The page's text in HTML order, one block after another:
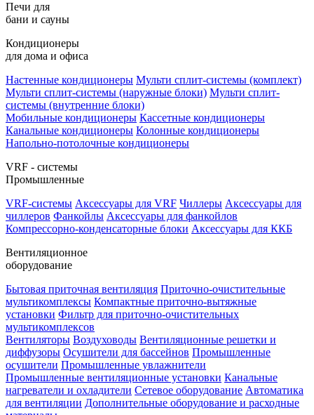
Печи для
бани и сауны
Кондиционеры
для дома и офиса
Настенные кондиционеры Мульти сплит-системы (комплект)
Мульти сплит-системы (наружные блоки) Мульти сплит-
системы (внутренние блоки)
Мобильные кондиционеры Кассетные кондиционеры
Канальные кондиционеры Колонные кондиционеры
Напольно-потолочные кондиционеры
VRF - системы
Промышленные
VRF-системы Аксессуары для VRF Чиллеры Аксессуары для
чиллеров Фанкойлы Аксессуары для фанкойлов
Компрессорно-конденсаторные блоки Аксессуары для ККБ
Вентиляционное
оборудование
Бытовая приточная вентиляция Приточно-очистительные
мультикомплексы Компактные приточно-вытяжные
установки Фильтр для приточно-очистительных
мультикомплексов
Вентиляторы Воздуховоды Вентиляционные решетки и
диффузоры Осушители для бассейнов Промышленные
осушители Промышленные увлажнители
Промышленные вентиляционные установки Канальные
нагреватели и охладители Сетевое оборудование Автоматика
для вентиляции Дополнительные оборудование и расходные